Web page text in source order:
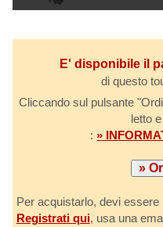
E' disponibile il
di questo
Cliccando sul pulsante
letto
:»
Per acquistarlo, devi
Registrati qui, usa una